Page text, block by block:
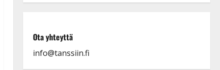
Ota yhteyttä
info@tanssiin.fi